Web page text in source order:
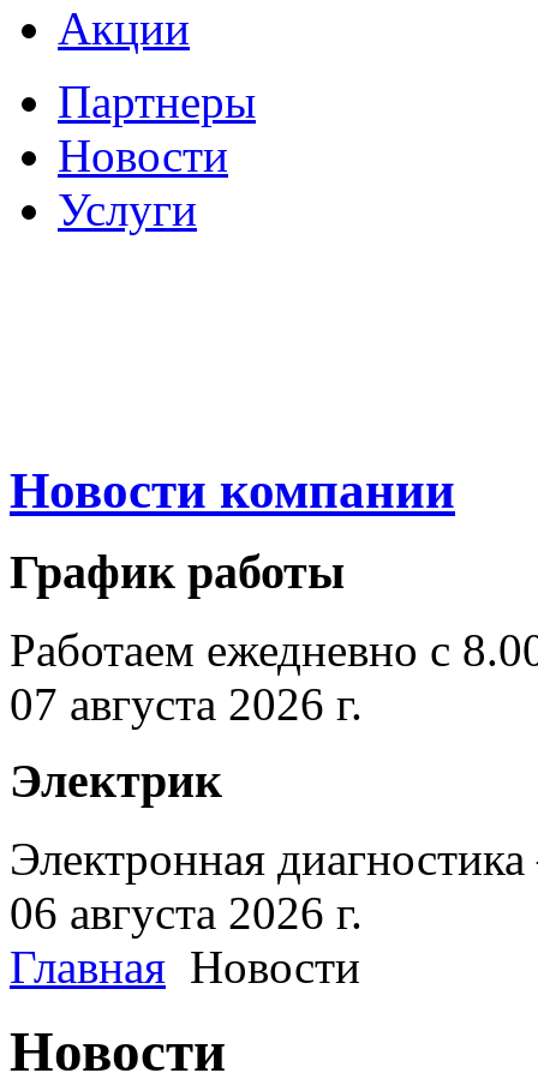
Акции
Партнеры
Новости
Услуги
Новости компании
График работы
Работаем ежедневно с
07 августа 2026 г.
Электрик
Электронная
06 августа 2026 г.
Главная Новости
Новости